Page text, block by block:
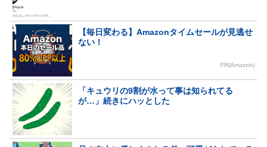
【毎日変わる】Amazonタイムセールが見逃せ
ない！
PR(Amazon)
「キュウリの9割が水って事は知られてる
が…」続きにハッとした